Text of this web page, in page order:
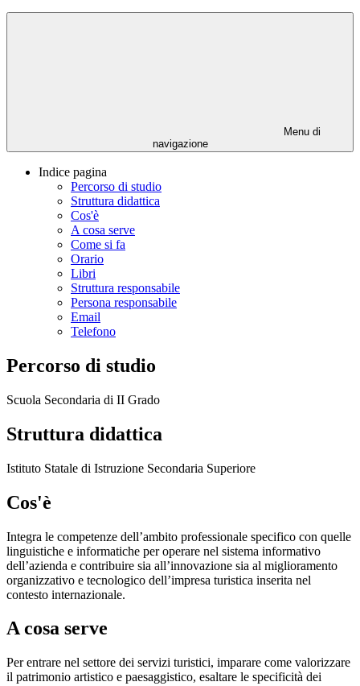
Menu di
navigazione
Indice pagina
Percorso di studio
Struttura didattica
Cos'è
A cosa serve
Come si fa
Orario
Libri
Struttura responsabile
Persona responsabile
Email
Telefono
Percorso di studio
Scuola Secondaria di II Grado
Struttura didattica
Istituto Statale di Istruzione Secondaria Superiore
Cos'è
Integra le competenze dell’ambito professionale specifico con quelle
linguistiche e informatiche per operare nel sistema informativo
dell’azienda e contribuire sia all’innovazione sia al miglioramento
organizzativo e tecnologico dell’impresa turistica inserita nel
contesto internazionale.
A cosa serve
Per entrare nel settore dei servizi turistici, imparare come valorizzare
il patrimonio artistico e paesaggistico, esaltare le specificità dei